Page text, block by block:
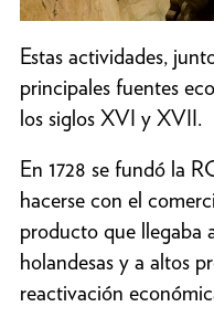
Estas actividades,
principales fuentes
los siglos XVI y XVII.
En 1728 se fundó la
hacerse con el
producto que llegaba
holandesas y a altos
reactivación